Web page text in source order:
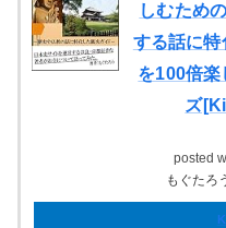
しむため
する話に
を100倍楽
ズ
posted
もぐたろ